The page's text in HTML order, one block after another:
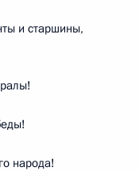
и старшины,
народа!